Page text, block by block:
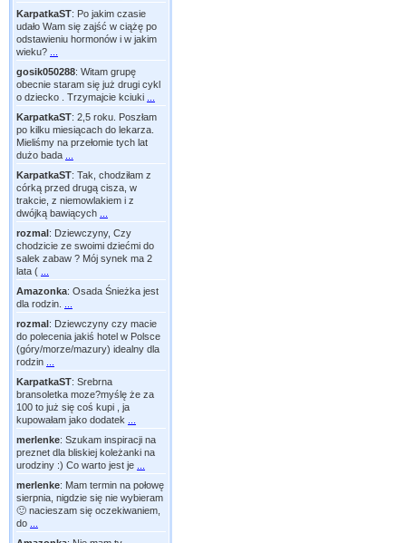
KarpatkaST: Po jakim czasie
udało Wam się zajść w ciążę po
odstawieniu hormonów i w jakim
wieku?
gosik050288: Witam grupę
obecnie staram się już drugi cykl
o dziecko . Trzymajcie kciuki
KarpatkaST: 2,5 roku. Poszłam
po kilku miesiącach do lekarza.
Mieliśmy na przełomie tych lat
dużo bada
KarpatkaST: Tak, chodziłam z
córką przed drugą cisza, w
trakcie, z niemowlakiem i z
dwójką bawiących
rozmal: Dziewczyny, Czy
chodzicie ze swoimi dziećmi do
salek zabaw ? Mój synek ma 2
lata (
Amazonka: Osada Śnieżka jest
dla rodzin.
rozmal: Dziewczyny czy macie
do polecenia jakiś hotel w Polsce
(góry/morze/mazury) idealny dla
rodzin
KarpatkaST: Srebrna
bransoletka moze?myślę że za
100 to już się coś kupi , ja
kupowałam jako dodatek
merlenke: Szukam inspiracji na
preznet dla bliskiej koleżanki na
urodziny :) Co warto jest je
merlenke: Mam termin na połowę
sierpnia, nigdzie się nie wybieram
🙂 nacieszam się oczekiwaniem,
do